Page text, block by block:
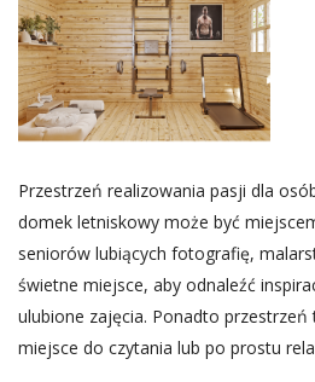
Przestrzeń realizowania pasji dla
domek letniskowy może być
seniorów lubiących fotografię,
świetne miejsce, aby odnaleźć
ulubione zajęcia. Ponadto przestrzeń
miejsce do czytania lub po prostu